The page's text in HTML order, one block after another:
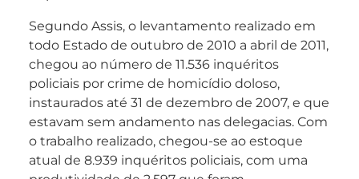
Segundo Assis, o levantamento realizado em
todo Estado de outubro de 2010 a abril de 2011,
chegou ao número de 11.536 inquéritos
policiais por crime de homicídio doloso,
instaurados até 31 de dezembro de 2007, e que
estavam sem andamento nas delegacias. Com
o trabalho realizado, chegou-se ao estoque
atual de 8.939 inquéritos policiais, com uma